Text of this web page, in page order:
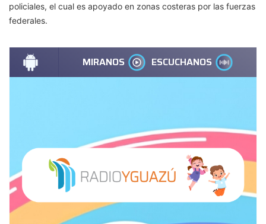
policiales, el cual es apoyado en zonas costeras por las fuerzas
federales.